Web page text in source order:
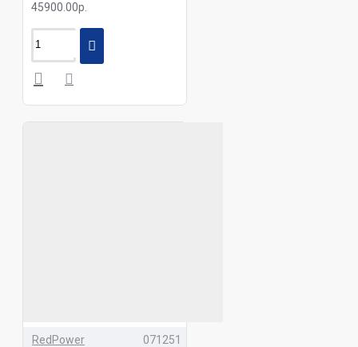
45900.00р.
RedPower 071251